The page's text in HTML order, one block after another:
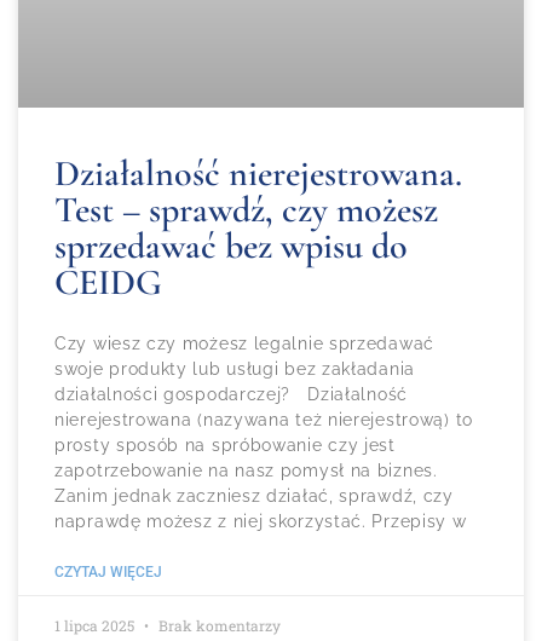
Działalność nierejestrowana.
Test – sprawdź, czy możesz
sprzedawać bez wpisu do
CEIDG
Czy wiesz czy możesz legalnie sprzedawać
swoje produkty lub usługi bez zakładania
działalności gospodarczej? Działalność
nierejestrowana (nazywana też nierejestrową) to
prosty sposób na spróbowanie czy jest
zapotrzebowanie na nasz pomysł na biznes.
Zanim jednak zaczniesz działać, sprawdź, czy
naprawdę możesz z niej skorzystać. Przepisy w
CZYTAJ WIĘCEJ
1 lipca 2025 Brak komentarzy